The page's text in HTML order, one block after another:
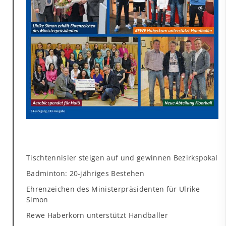
Tischtennisler steigen auf und gewinnen Bezirkspokal
Badminton: 20-jähriges Bestehen
Ehrenzeichen des Ministerpräsidenten für Ulrike
Simon
Rewe Haberkorn unterstützt Handballer